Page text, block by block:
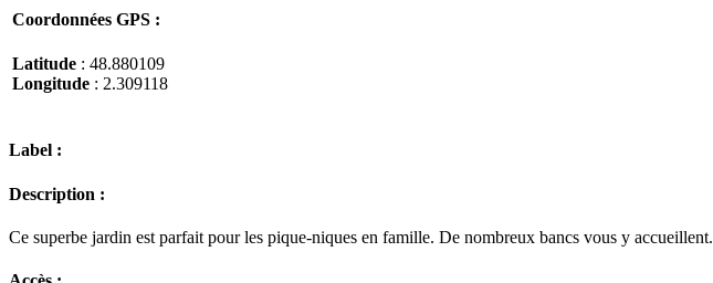
Coordonnées GPS :
Latitude : 48.880109
Longitude : 2.309118
Label :
Description :
Ce superbe jardin est parfait pour les pique-niques en famille. De nombreux bancs vous y accueillent.